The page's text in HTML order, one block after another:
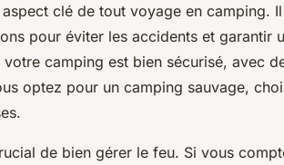
aspect clé de tout voyage en camping.
pour éviter les accidents et garantir
camping est bien sécurisé, avec
optez pour un camping sauvage,
de bien gérer le feu. Si vous